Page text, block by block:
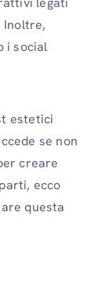
Inoltre,
i social
estetici
se non
creare
ecco
questa